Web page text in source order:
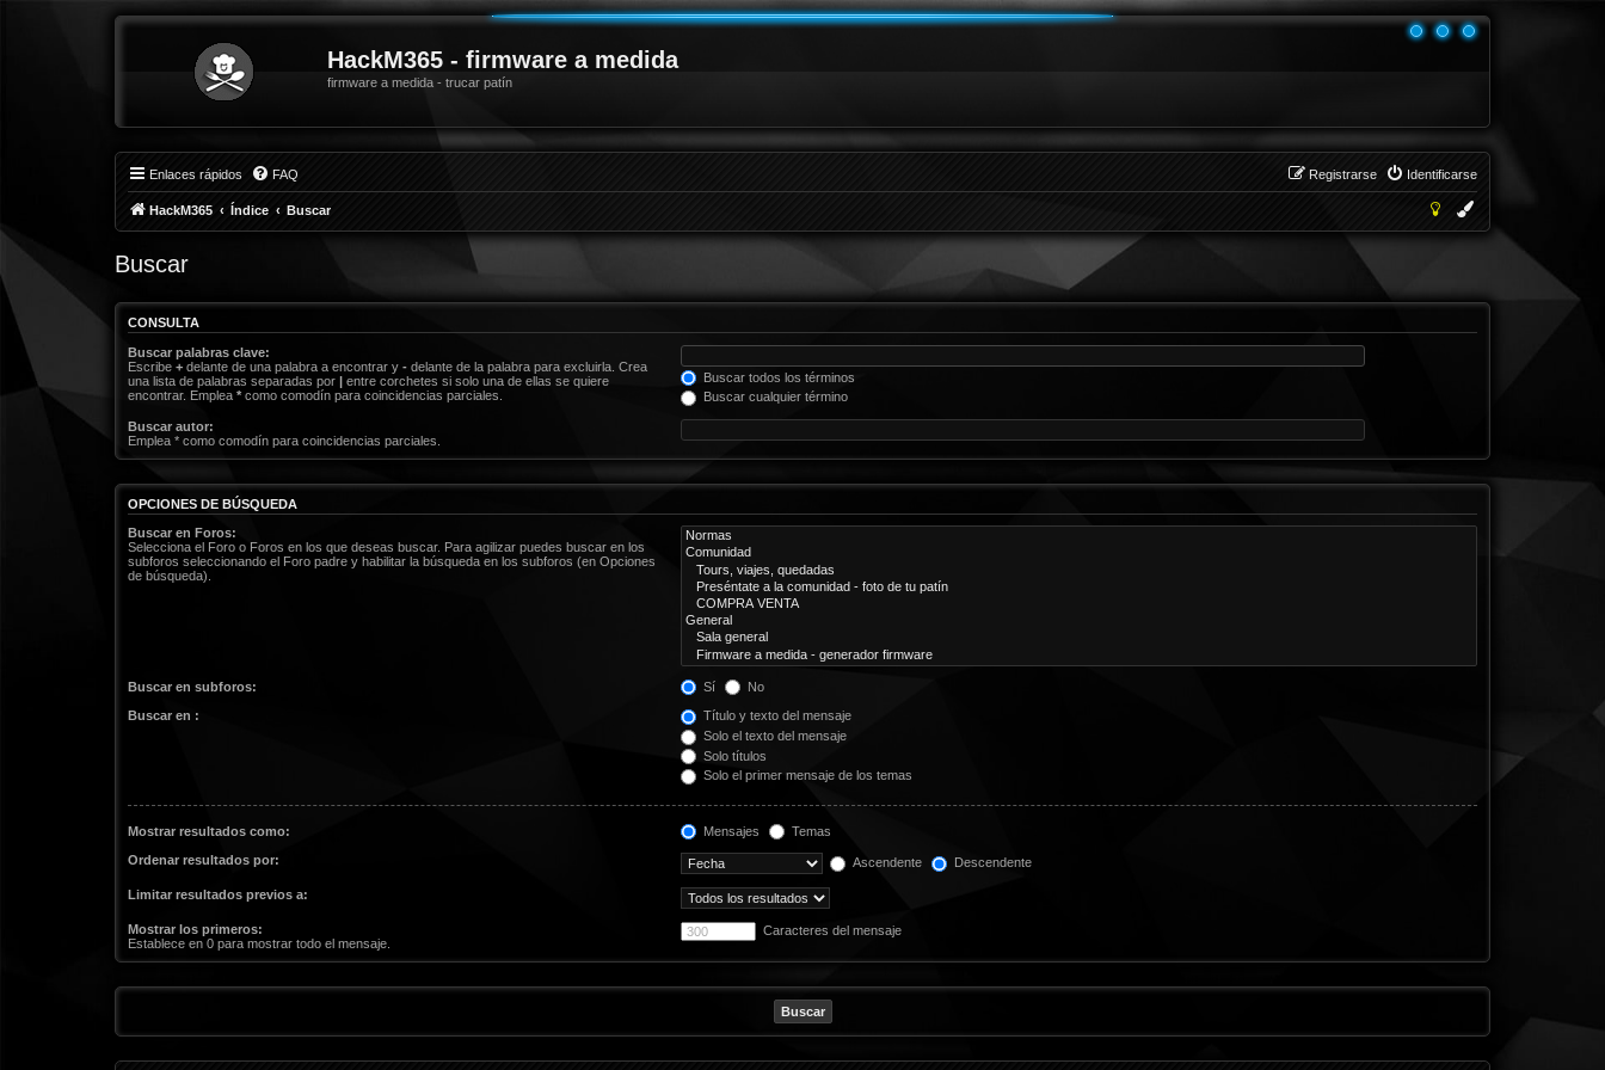
HackM365 - firmware a medida
firmware a medida - trucar patín
Enlaces rápidos FAQ Identificarse
Registrarse
HackM365 Índice Buscar
Buscar
CONSULTA
Buscar palabras clave:
Escribe + delante de una palabra a encontrar y - delante de la palabra para excluirla. Crea
una lista de palabras separadas por | entre corchetes si solo una de ellas se quiere
encontrar. Emplea * como comodín para coincidencias parciales.
Buscar todos los términos
Buscar cualquier término
Buscar autor:
Emplea * como comodín para coincidencias parciales.
OPCIONES DE BÚSQUEDA
Buscar en Foros:
Selecciona el Foro o Foros en los que deseas buscar. Para agilizar puedes buscar en los
subforos seleccionando el Foro padre y habilitar la búsqueda en los subforos (en Opciones
de búsqueda).
Buscar en subforos: Sí No
Buscar en :
Título y texto del mensaje
Solo el texto del mensaje
Solo títulos
Solo el primer mensaje de los temas
Mostrar resultados como: Mensajes Temas
Ordenar resultados por: Ascendente Descendente
Limitar resultados previos a:
Mostrar los primeros:
Establece en 0 para mostrar todo el mensaje.
Caracteres del mensaje